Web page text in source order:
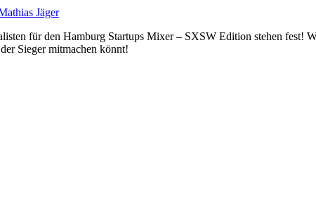
Jäger
für den Hamburg Startups Mixer – SXSW Edition stehen fest!
Sieger mitmachen könnt!